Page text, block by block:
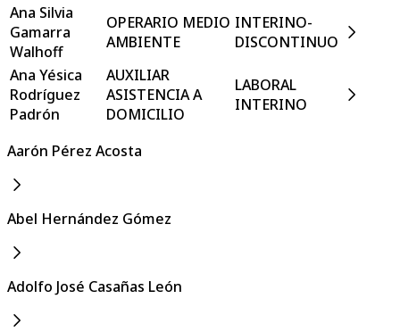
Ana Silvia
Gamarra
Walhoff
OPERARIO MEDIO
AMBIENTE
INTERINO-
DISCONTINUO
Ana Yésica
Rodríguez
Padrón
AUXILIAR
ASISTENCIA A
DOMICILIO
LABORAL
INTERINO
Aarón Pérez Acosta
Abel Hernández Gómez
Adolfo José Casañas León